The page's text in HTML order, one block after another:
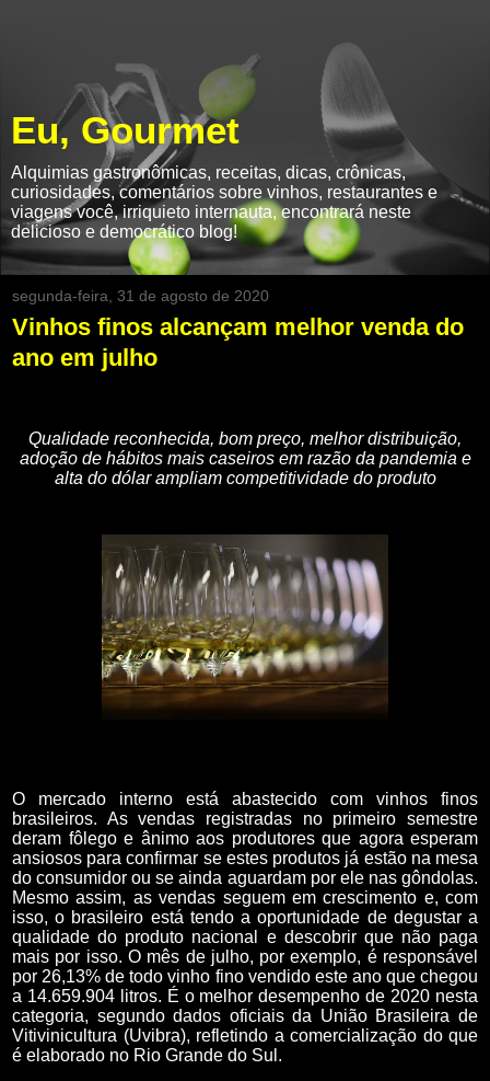
Eu, Gourmet
Alquimias gastronômicas, receitas, dicas, crônicas,
curiosidades, comentários sobre vinhos, restaurantes e
viagens você, irriquieto internauta, encontrará neste
delicioso e democrático blog!
segunda-feira, 31 de agosto de 2020
Vinhos finos alcançam melhor venda do
ano em julho
Qualidade reconhecida, bom preço, melhor distribuição,
adoção de hábitos mais caseiros em razão da pandemia e
alta do dólar ampliam competitividade do produto
O mercado interno está abastecido com vinhos finos
brasileiros. As vendas registradas no primeiro semestre
deram fôlego e ânimo aos produtores que agora esperam
ansiosos para confirmar se estes produtos já estão na mesa
do consumidor ou se ainda aguardam por ele nas gôndolas.
Mesmo assim, as vendas seguem em crescimento e, com
isso, o brasileiro está tendo a oportunidade de degustar a
qualidade do produto nacional e descobrir que não paga
mais por isso. O mês de julho, por exemplo, é responsável
por 26,13% de todo vinho fino vendido este ano que chegou
a 14.659.904 litros. É o melhor desempenho de 2020 nesta
categoria, segundo dados oficiais da União Brasileira de
Vitivinicultura (Uvibra), refletindo a comercialização do que
é elaborado no Rio Grande do Sul.